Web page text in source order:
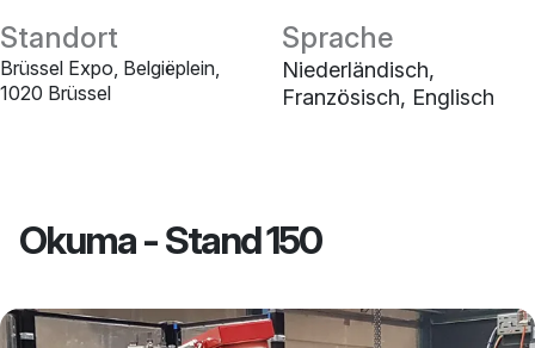
Standort
Brüssel Expo, Belgiëplein,
1020 Brüssel
Sprache
Niederländisch,
Französisch, Englisch
Okuma - Stand 150